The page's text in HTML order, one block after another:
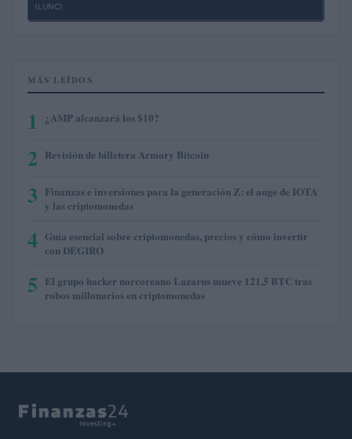
(LUNC)
MÁS LEÍDOS
1 ¿AMP alcanzará los $10?
2 Revisión de billetera Armory Bitcoin
3 Finanzas e inversiones para la generación Z: el auge de IOTA
y las criptomonedas
4 Guía esencial sobre criptomonedas, precios y cómo invertir
con DEGIRO
5 El grupo hacker norcoreano Lazarus mueve 121,5 BTC tras
robos millonarios en criptomonedas